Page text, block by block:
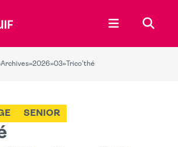
Ouvrir le
Archives»2026»03» Trico’thé
SENIOR